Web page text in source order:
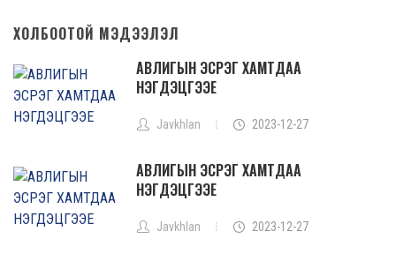
ХОЛБООТОЙ МЭДЭЭЛЭЛ
АВЛИГЫН ЭСРЭГ ХАМТДАА
НЭГДЭЦГЭЭЕ
Javkhlan 2023-12-27
АВЛИГЫН ЭСРЭГ ХАМТДАА
НЭГДЭЦГЭЭЕ
Javkhlan 2023-12-27